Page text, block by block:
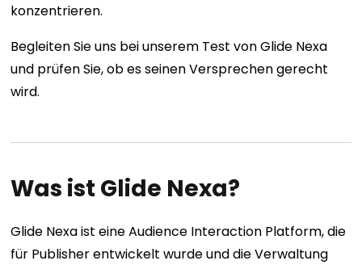
konzentrieren.
Begleiten Sie uns bei unserem Test von Glide Nexa
und prüfen Sie, ob es seinen Versprechen gerecht
wird.
Was ist Glide Nexa?
Glide Nexa ist eine Audience Interaction Platform, die
für Publisher entwickelt wurde und die Verwaltung